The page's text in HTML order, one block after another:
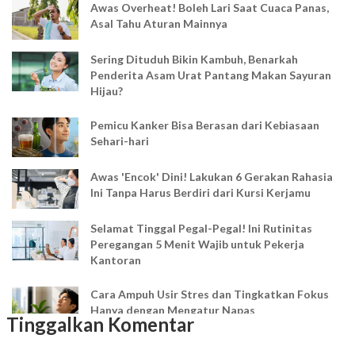
Awas Overheat! Boleh Lari Saat Cuaca Panas,
Asal Tahu Aturan Mainnya
Sering Dituduh Bikin Kambuh, Benarkah
Penderita Asam Urat Pantang Makan Sayuran
Hijau?
Pemicu Kanker Bisa Berasan dari Kebiasaan
Sehari-hari
Awas 'Encok' Dini! Lakukan 6 Gerakan Rahasia
Ini Tanpa Harus Berdiri dari Kursi Kerjamu
Selamat Tinggal Pegal-Pegal! Ini Rutinitas
Peregangan 5 Menit Wajib untuk Pekerja
Kantoran
Cara Ampuh Usir Stres dan Tingkatkan Fokus
Hanya dengan Mengatur Napas
Tinggalkan Komentar